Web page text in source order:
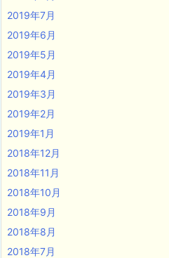
2019年7月
2019年6月
2019年5月
2019年4月
2019年3月
2019年2月
2019年1月
2018年12月
2018年11月
2018年10月
2018年9月
2018年8月
2018年7月